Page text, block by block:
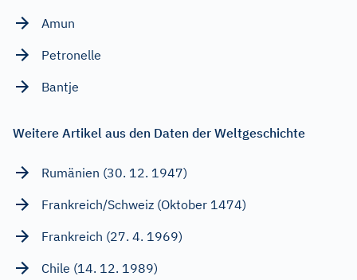
Amun
Petronelle
Bantje
Weitere Artikel aus den Daten der Weltgeschichte
Rumänien (30. 12. 1947)
Frankreich/Schweiz (Oktober 1474)
Frankreich (27. 4. 1969)
Chile (14. 12. 1989)